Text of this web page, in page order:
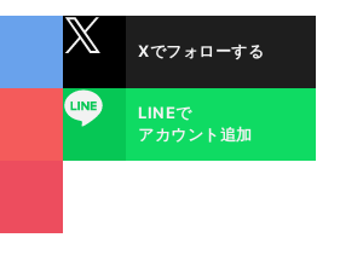
Xでフォローする
LINE
LINEで
アカウント追加